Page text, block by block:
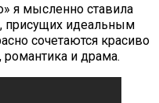
я мысленно ставила
присущих идеальным
сочетаются красиво
романтика и драма.